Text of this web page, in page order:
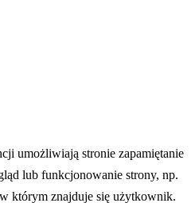
umożliwiają stronie zapamiętanie
lub funkcjonowanie strony, np.
którym znajduje się użytkownik.